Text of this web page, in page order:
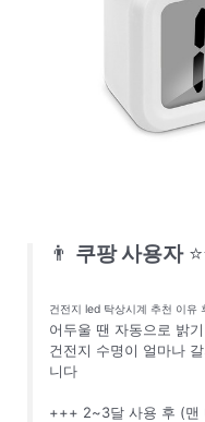
👨 쿠팡 사용자
건전지 led 탁상시계 추천 이유
어두울 땐 자동으로 밝
건전지 수명이 얼마나
니다
+++ 2~3달 사용 후 (맨